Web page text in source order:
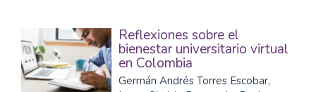
Reflexiones sobre el
bienestar universitario virtual
en Colombia
Germán Andrés Torres Escobar,